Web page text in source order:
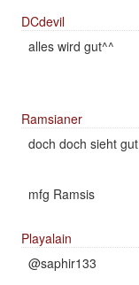
DCdevil
alles wird gut^^
Ramsianer
doch doch sieht
mfg Ramsis
Playalain
@saphir133